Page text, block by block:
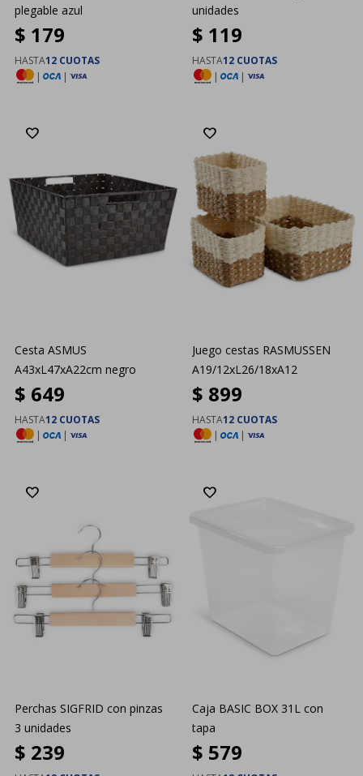
plegable azul
$ 179
HASTA12 CUOTAS
|
|
unidades
$ 119
HASTA12 CUOTAS
|
|
Cesta ASMUS
A43xL47xA22cm negro
$ 649
HASTA12 CUOTAS
|
|
Juego cestas RASMUSSEN
A19/12xL26/18xA12
$ 899
HASTA12 CUOTAS
|
|
Perchas SIGFRID con pinzas
3 unidades
$ 239
Caja BASIC BOX 31L con
tapa
$ 579